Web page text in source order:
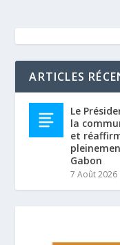
ARTICLES
Le
la
et
Gabon
7 Août 2026